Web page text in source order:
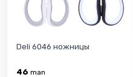
Deli 6046 ножницы
46 man